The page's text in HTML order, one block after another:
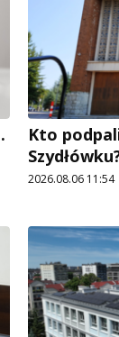
Kto
2026.08.06 11:54